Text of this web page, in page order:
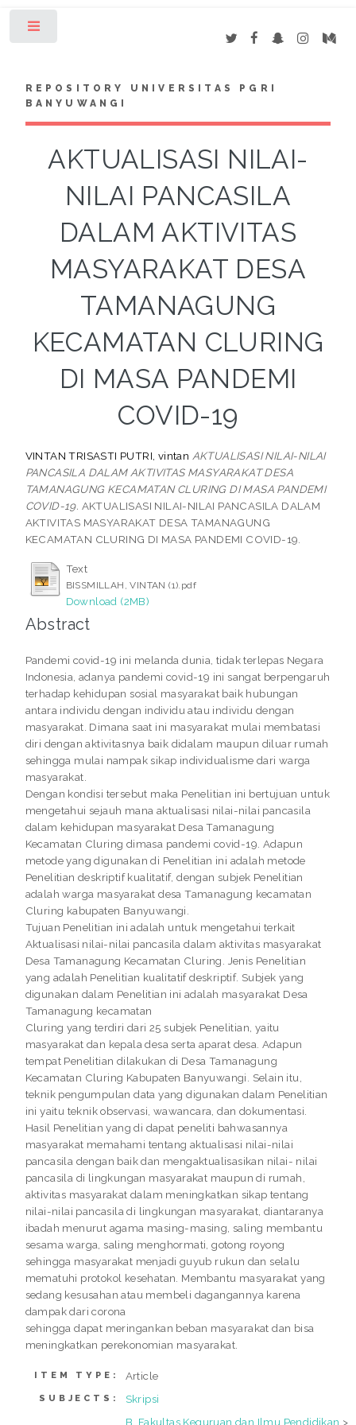
REPOSITORY UNIVERSITAS PGRI
BANYUWANGI
AKTUALISASI NILAI-
NILAI PANCASILA
DALAM AKTIVITAS
MASYARAKAT DESA
TAMANAGUNG
KECAMATAN CLURING
DI MASA PANDEMI
COVID-19
VINTAN TRISASTI PUTRI, vintan AKTUALISASI NILAI-NILAI
PANCASILA DALAM AKTIVITAS MASYARAKAT DESA
TAMANAGUNG KECAMATAN CLURING DI MASA PANDEMI
COVID-19. AKTUALISASI NILAI-NILAI PANCASILA DALAM
AKTIVITAS MASYARAKAT DESA TAMANAGUNG
KECAMATAN CLURING DI MASA PANDEMI COVID-19.
Text
BISSMILLAH, VINTAN (1).pdf
Download (2MB)
Abstract
Pandemi covid-19 ini melanda dunia, tidak terlepas Negara
Indonesia, adanya pandemi covid-19 ini sangat berpengaruh
terhadap kehidupan sosial masyarakat baik hubungan
antara individu dengan individu atau individu dengan
masyarakat. Dimana saat ini masyarakat mulai membatasi
diri dengan aktivitasnya baik didalam maupun diluar rumah
sehingga mulai nampak sikap individualisme dari warga
masyarakat.
Dengan kondisi tersebut maka Penelitian ini bertujuan untuk
mengetahui sejauh mana aktualisasi nilai-nilai pancasila
dalam kehidupan masyarakat Desa Tamanagung
Kecamatan Cluring dimasa pandemi covid-19. Adapun
metode yang digunakan di Penelitian ini adalah metode
Penelitian deskriptif kualitatif, dengan subjek Penelitian
adalah warga masyarakat desa Tamanagung kecamatan
Cluring kabupaten Banyuwangi.
Tujuan Penelitian ini adalah untuk mengetahui terkait
Aktualisasi nilai-nilai pancasila dalam aktivitas masyarakat
Desa Tamanagung Kecamatan Cluring. Jenis Penelitian
yang adalah Penelitian kualitatif deskriptif. Subjek yang
digunakan dalam Penelitian ini adalah masyarakat Desa
Tamanagung kecamatan
Cluring yang terdiri dari 25 subjek Penelitian, yaitu
masyarakat dan kepala desa serta aparat desa. Adapun
tempat Penelitian dilakukan di Desa Tamanagung
Kecamatan Cluring Kabupaten Banyuwangi. Selain itu,
teknik pengumpulan data yang digunakan dalam Penelitian
ini yaitu teknik observasi, wawancara, dan dokumentasi.
Hasil Penelitian yang di dapat peneliti bahwasannya
masyarakat memahami tentang aktualisasi nilai-nilai
pancasila dengan baik dan mengaktualisasikan nilai- nilai
pancasila di lingkungan masyarakat maupun di rumah,
aktivitas masyarakat dalam meningkatkan sikap tentang
nilai-nilai pancasila di lingkungan masyarakat, diantaranya
ibadah menurut agama masing-masing, saling membantu
sesama warga, saling menghormati, gotong royong
sehingga masyarakat menjadi guyub rukun dan selalu
mematuhi protokol kesehatan. Membantu masyarakat yang
sedang kesusahan atau membeli dagangannya karena
dampak dari corona
sehingga dapat meringankan beban masyarakat dan bisa
meningkatkan perekonomian masyarakat.
ITEM TYPE: Article
SUBJECTS:
Skripsi
B. Fakultas Keguruan dan Ilmu Pendidikan >